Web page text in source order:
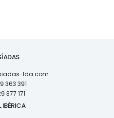
lda.com
363 391
377 171
IBÉRICA